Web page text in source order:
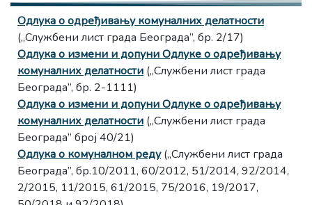
Одлука о одређивању комуналних делатности
(„Службени лист града Београда”, бр. 2/17)
Одлука о измени и допуни Одлуке о одређивању
комуналних делатности („Службени лист града
Београда”, бр. 2-1111)
Одлука о измени и допуни Одлуке о одређивању
комуналних делатности („Службени лист града
Београда” број 40/21)
Одлука о комуналном реду(„Службени лист града
Београда”, бр.10/2011, 60/2012, 51/2014, 92/2014,
2/2015, 11/2015, 61/2015, 75/2016, 19/2017,